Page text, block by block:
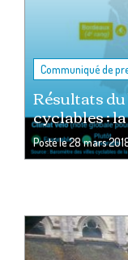
Communiqué de
Résultats
cyclables :
Posté le28 mars